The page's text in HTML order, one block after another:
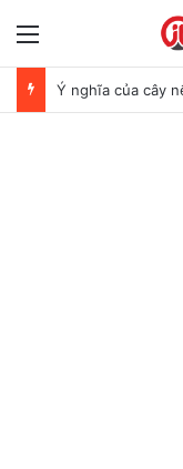
Lễ Phục Sinh là